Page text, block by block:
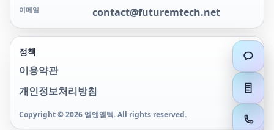
이메일 contact@futuremtech.net
정책
이용약관
개인정보처리방침
Copyright ©2026 엠엔엠텍. All rights reserved.